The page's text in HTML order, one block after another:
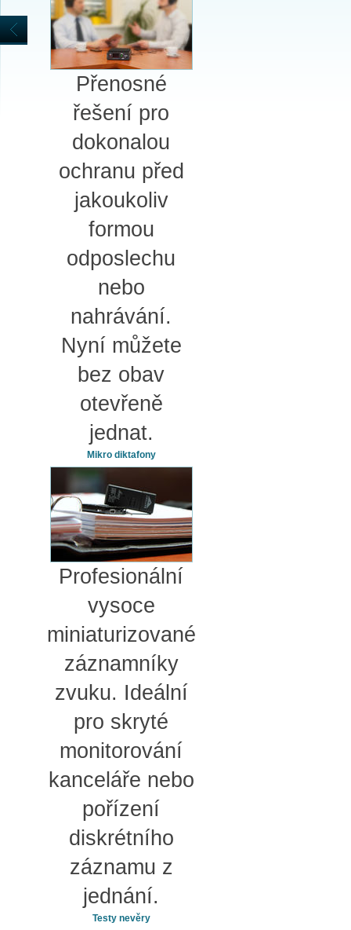
Přenosné
řešení pro
dokonalou
ochranu před
jakoukoliv
formou
odposlechu
nebo
nahrávání.
Nyní můžete
bez obav
otevřeně
jednat.
Mikro diktafony
Profesionální
vysoce
miniaturizované
záznamníky
zvuku. Ideální
pro skryté
monitorování
kanceláře nebo
pořízení
diskrétního
záznamu z
jednání.
Testy nevěry